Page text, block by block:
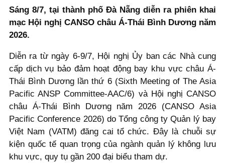
Sáng 8/7, tại thành phố Đà Nẵng diễn ra phiên khai
mạc Hội nghị CANSO châu Á-Thái Bình Dương năm
2026.
Diễn ra từ ngày 6-9/7, Hội nghị Ủy ban các Nhà cung
cấp dịch vụ bảo đảm hoạt động bay khu vực châu Á-
Thái Bình Dương lần thứ 6 (Sixth Meeting of The Asia
Pacific ANSP Committee-AAC/6) và Hội nghị CANSO
châu Á-Thái Bình Dương năm 2026 (CANSO Asia
Pacific Conference 2026) do Tổng công ty Quản lý bay
Việt Nam (VATM) đăng cai tổ chức. Đây là chuỗi sự
kiện quốc tế quan trọng của ngành quản lý không lưu
khu vực, quy tụ gần 200 đại biểu tham dự.